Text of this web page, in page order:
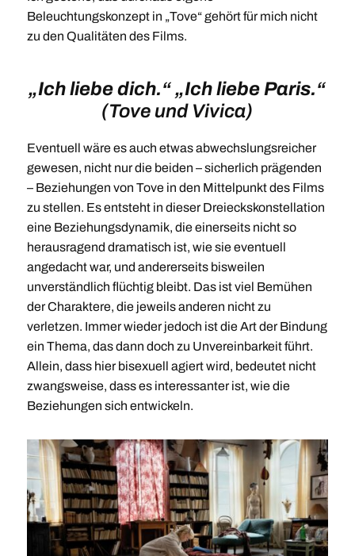
Beleuchtungskonzept in „Tove“ gehört für mich nicht
zu den Qualitäten des Films.
„Ich liebe dich.“ „Ich liebe Paris.“
(Tove und Vivica)
Eventuell wäre es auch etwas abwechslungsreicher
gewesen, nicht nur die beiden – sicherlich prägenden
– Beziehungen von Tove in den Mittelpunkt des Films
zu stellen. Es entsteht in dieser Dreieckskonstellation
eine Beziehungsdynamik, die einerseits nicht so
herausragend dramatisch ist, wie sie eventuell
angedacht war, und andererseits bisweilen
unverständlich flüchtig bleibt. Das ist viel Bemühen
der Charaktere, die jeweils anderen nicht zu
verletzen. Immer wieder jedoch ist die Art der Bindung
ein Thema, das dann doch zu Unvereinbarkeit führt.
Allein, dass hier bisexuell agiert wird, bedeutet nicht
zwangsweise, dass es interessanter ist, wie die
Beziehungen sich entwickeln.